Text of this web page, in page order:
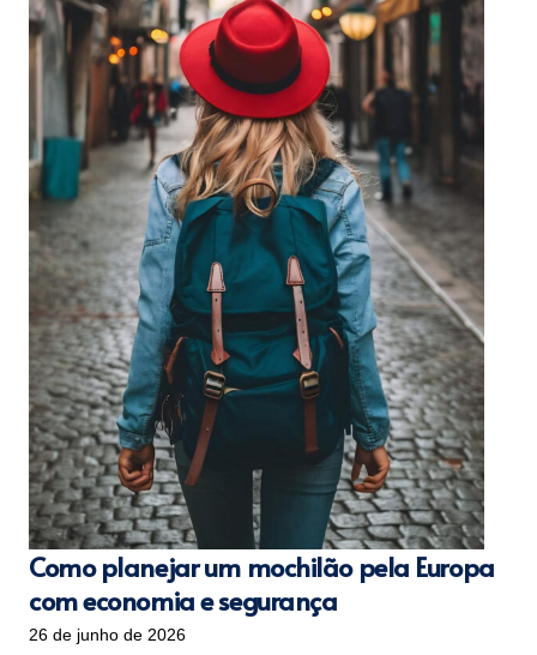
Como planejar um mochilão pela Europa
com economia e segurança
26 de junho de 2026